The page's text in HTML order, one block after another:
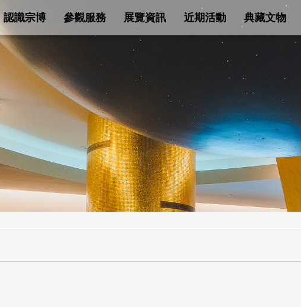
認識宗博 參觀服務 展覽資訊 近期活動 典藏文物